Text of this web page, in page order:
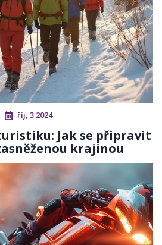
říj, 3 2024
Jak se připravit
krajinou